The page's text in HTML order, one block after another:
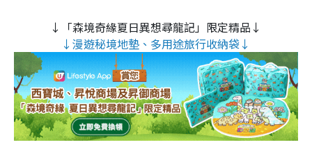
↓「森境奇緣夏日異想尋龍記」限定精品↓
↓漫遊秘境地墊、多用途旅行收納袋↓